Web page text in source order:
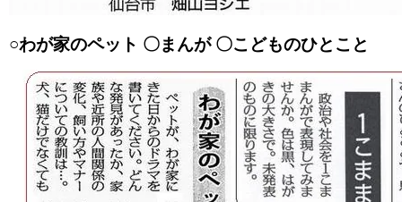
○わが家のペット 〇まんが 〇こどものひとこと